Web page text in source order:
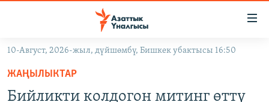
Навигацияга
өтүңүз
Издөөгө
10-Август, 2026-жыл, дүйшөмбү, Бишкек убактысы 16:50
ЖАҢЫЛЫКТАР
Бийликти колдогон митинг өттү